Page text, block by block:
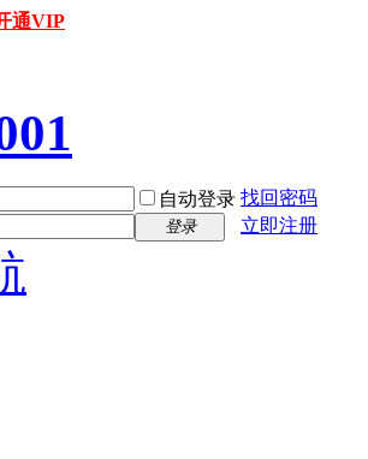
通VIP
自动登录 找回密码
登录 立即注册